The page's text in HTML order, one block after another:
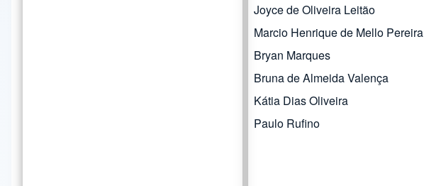
Joyce de Oliveira Leitão
Marcio Henrique de Mello Pereira
Bryan Marques
Bruna de Almeida Valença
Kátia Dias Oliveira
Paulo Rufino